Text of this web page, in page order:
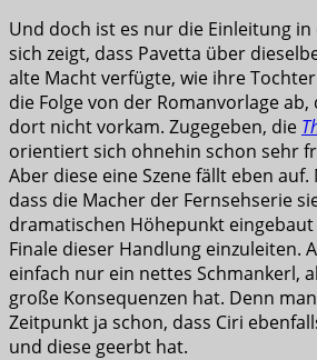
Und doch ist es nur die Einleitung
sich zeigt, dass Pavetta über
alte Macht verfügte, wie ihre
die Folge von der Romanvorlage ab,
dort nicht vorkam. Zugegeben, die
orientiert sich ohnehin schon sehr
Aber diese eine Szene fällt eben
dass die Macher der Fernsehserie
dramatischen Höhepunkt
Finale dieser Handlung einzuleiten.
einfach nur ein nettes Schmankerl,
große Konsequenzen hat. Denn
Zeitpunkt ja schon, dass Ciri
und diese geerbt hat.